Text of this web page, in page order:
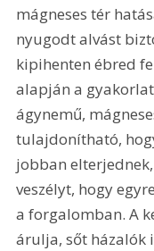
mágneses tér
nyugodt alvást
kipihenten ébred
alapján a
ágynemű,
tulajdonítható,
jobban
veszélyt, hogy
a forgalomban. A
árulja, sőt házalók